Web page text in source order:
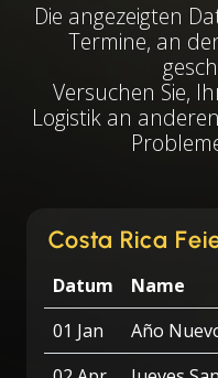
Die angezeigten
Termine, an
Versuchen Sie,
Logistik an
Costa Rica
Datum Name
01 Jan
Año